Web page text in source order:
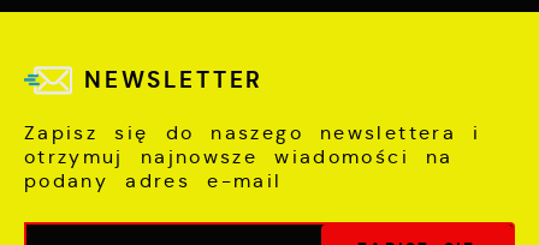
NEWSLETTER
Zapisz się do naszego newslettera i
otrzymuj najnowsze wiadomości na
podany adres e-mail